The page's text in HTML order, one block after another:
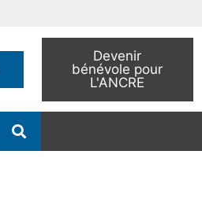
Devenir
bénévole pour
L'ANCRE